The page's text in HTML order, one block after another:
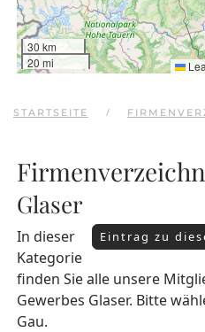
30 km
20 mi
STARTSEITE
Glaser
Eintrag zu
In dieser
Kategorie
finden Sie alle unsere
Gewerbes Glaser. Bitte
Gau.